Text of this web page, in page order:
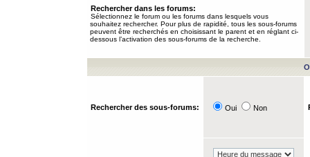
Rechercher dans les forums:
Sélectionnez le forum ou les forums dans lesquels vous
souhaitez rechercher. Pour plus de rapidité, tous les sous-forums
peuvent être recherchés en choisissant le parent et en réglant ci-
dessous l’activation des sous-forums de la recherche.
Rechercher des sous-forums: Oui Non